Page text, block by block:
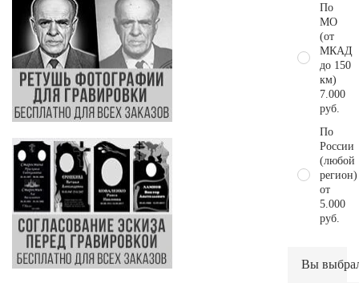
По
МО
(от
МКАД
до 150
км)
7.000
руб.
По
России
(любой
регион)
от
5.000
руб.
Вы